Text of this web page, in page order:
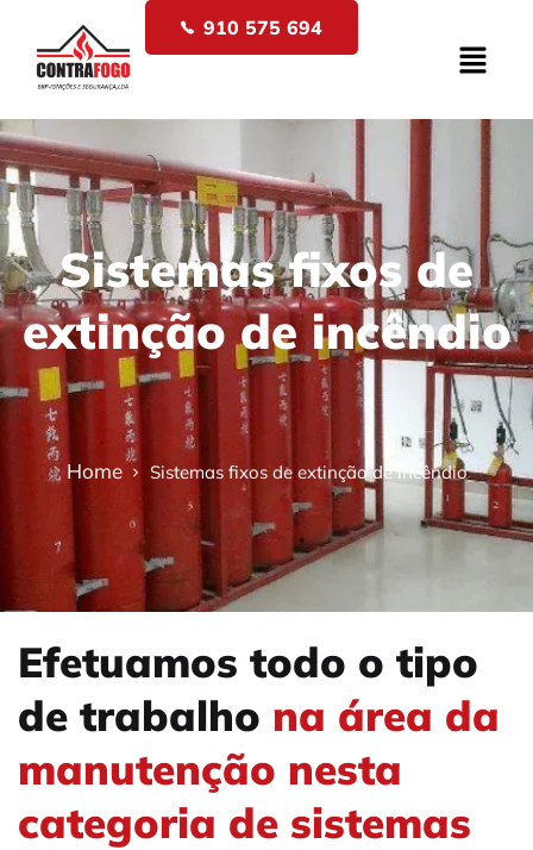
910 575 694
Sistemas fixos de
extinção de incêndio
Home Sistemas fixos de extinção de incêndio
Efetuamos todo o tipo
de trabalho na área da
manutenção nesta
categoria de sistemas